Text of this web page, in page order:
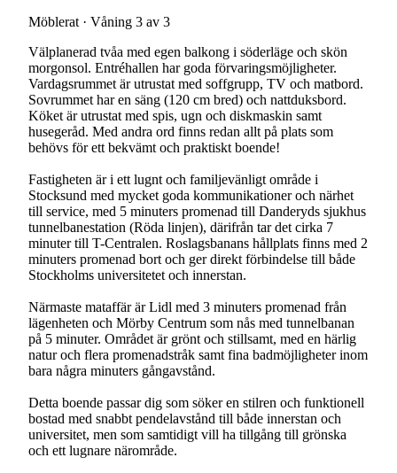
Möblerat · Våning 3 av 3
Välplanerad tvåa med egen balkong i söderläge och skön
morgonsol. Entréhallen har goda förvaringsmöjligheter.
Vardagsrummet är utrustat med soffgrupp, TV och matbord.
Sovrummet har en säng (120 cm bred) och nattduksbord.
Köket är utrustat med spis, ugn och diskmaskin samt
husegeråd. Med andra ord finns redan allt på plats som
behövs för ett bekvämt och praktiskt boende!
Fastigheten är i ett lugnt och familjevänligt område i
Stocksund med mycket goda kommunikationer och närhet
till service, med 5 minuters promenad till Danderyds sjukhus
tunnelbanestation (Röda linjen), därifrån tar det cirka 7
minuter till T-Centralen. Roslagsbanans hållplats finns med 2
minuters promenad bort och ger direkt förbindelse till både
Stockholms universitetet och innerstan.
Närmaste mataffär är Lidl med 3 minuters promenad från
lägenheten och Mörby Centrum som nås med tunnelbanan
på 5 minuter. Området är grönt och stillsamt, med en härlig
natur och flera promenadstråk samt fina badmöjligheter inom
bara några minuters gångavstånd.
Detta boende passar dig som söker en stilren och funktionell
bostad med snabbt pendelavstånd till både innerstan och
universitet, men som samtidigt vill ha tillgång till grönska
och ett lugnare närområde.